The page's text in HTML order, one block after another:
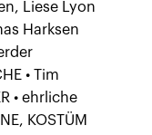
Liese Lyon
Harksen
• Tim
• ehrliche
KOSTÜM